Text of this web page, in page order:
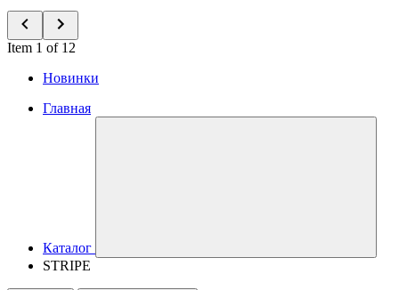
Item 1 of 12
Новинки
Главная
Каталог
STRIPE